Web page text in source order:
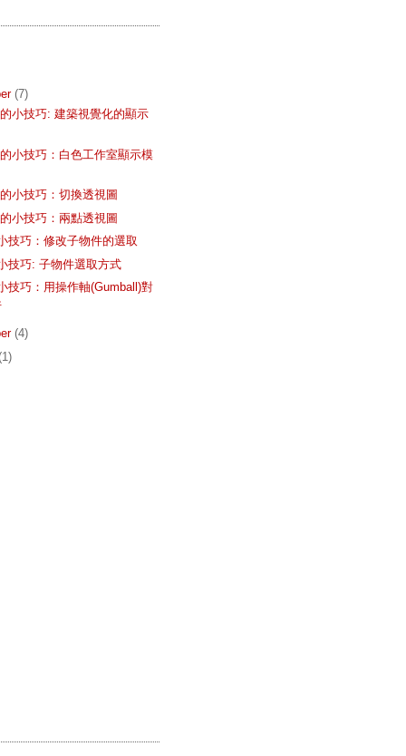
(7)
小技巧: 建築視覺化的顯示
小技巧：白色工作室顯示模
小技巧：切換透視圖
小技巧：兩點透視圖
技巧：修改子物件的選取
技巧: 子物件選取方式
技巧：用操作軸(Gumball)對
(4)